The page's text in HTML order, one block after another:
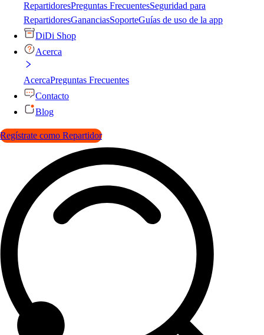
RepartidoresPreguntas FrecuentesSeguridad para
RepartidoresGananciasSoporteGuías de uso de la app
DiDi Shop
Acerca
AcercaPreguntas Frecuentes
Contacto
Blog
Regístrate como Repartidor